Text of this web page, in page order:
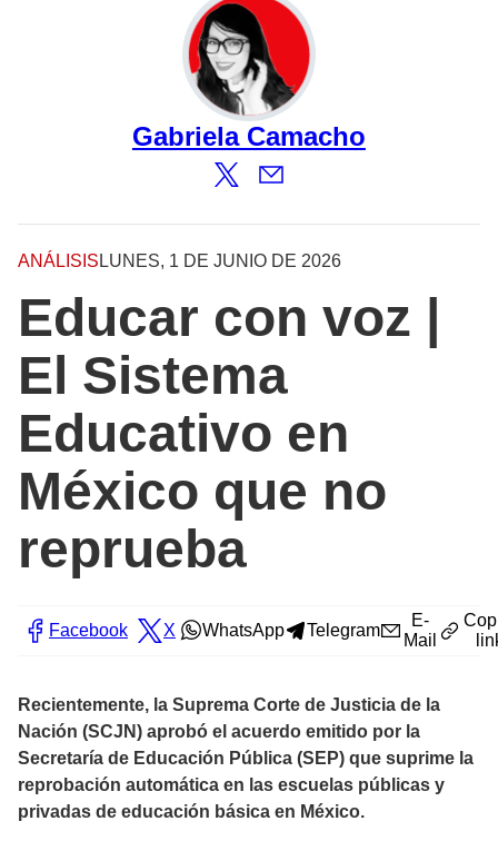
Gabriela Camacho
ANÁLISIS LUNES, 1 DE JUNIO DE 2026
Educar con voz |
El Sistema
Educativo en
México que no
reprueba
Facebook X WhatsApp Telegram
E-
Mail
Recientemente, la Suprema Corte de Justicia de la
Nación (SCJN) aprobó el acuerdo emitido por la
Secretaría de Educación Pública (SEP) que suprime la
reprobación automática en las escuelas públicas y
privadas de educación básica en México.